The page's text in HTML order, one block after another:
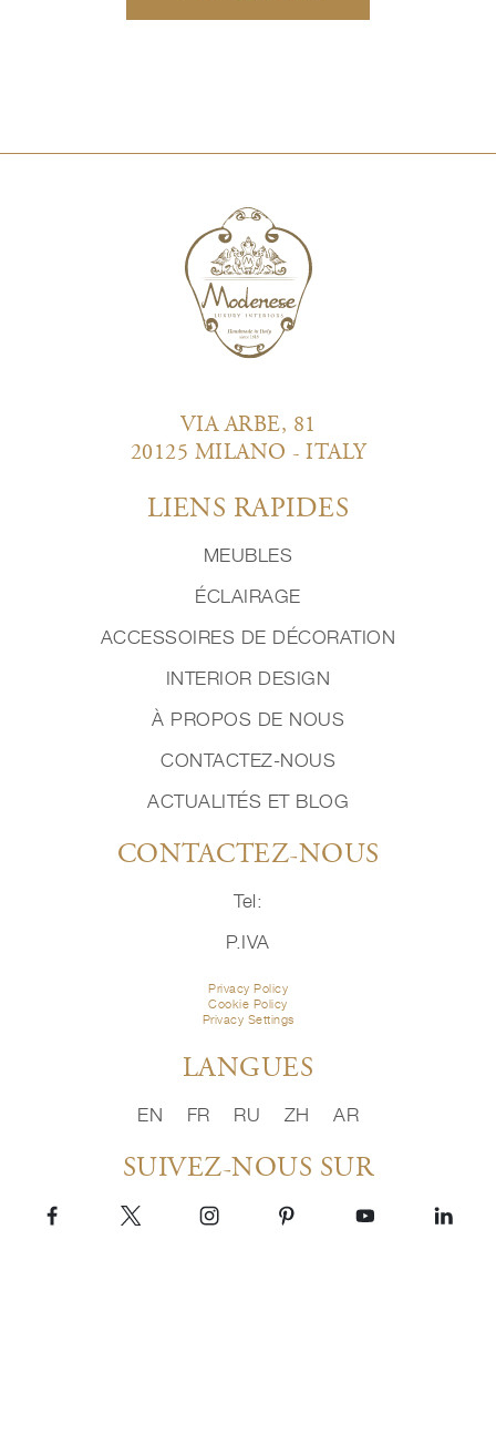
VIA ARBE, 81
20125 MILANO - ITALY
LIENS RAPIDES
MEUBLES
ÉCLAIRAGE
ACCESSOIRES DE DÉCORATION
INTERIOR DESIGN
À PROPOS DE NOUS
CONTACTEZ-NOUS
ACTUALITÉS ET BLOG
CONTACTEZ-NOUS
Tel:
P.IVA
Privacy Policy
Cookie Policy
Privacy Settings
LANGUES
EN FR RU ZH AR
SUIVEZ-NOUS SUR